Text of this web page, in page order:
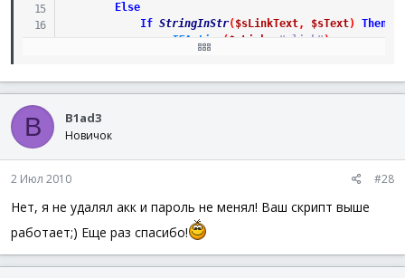
Else
If StringInStr( $sLinkText, $sText)
Then
_IEAction
( $oLink "click" )
Next
EndFunc
; ...
B B1ad3
Новичок
2 Июл 2010 #28
Нет, я не удалял акк и пароль не менял! Ваш скрипт выше
работает;) Еще раз спасибо!